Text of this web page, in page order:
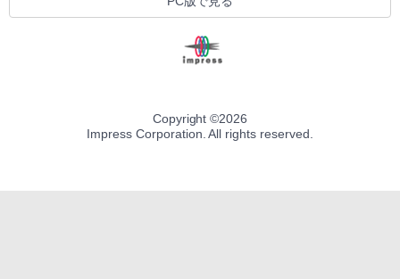
Copyright ©2026
Impress Corporation. All rights reserved.